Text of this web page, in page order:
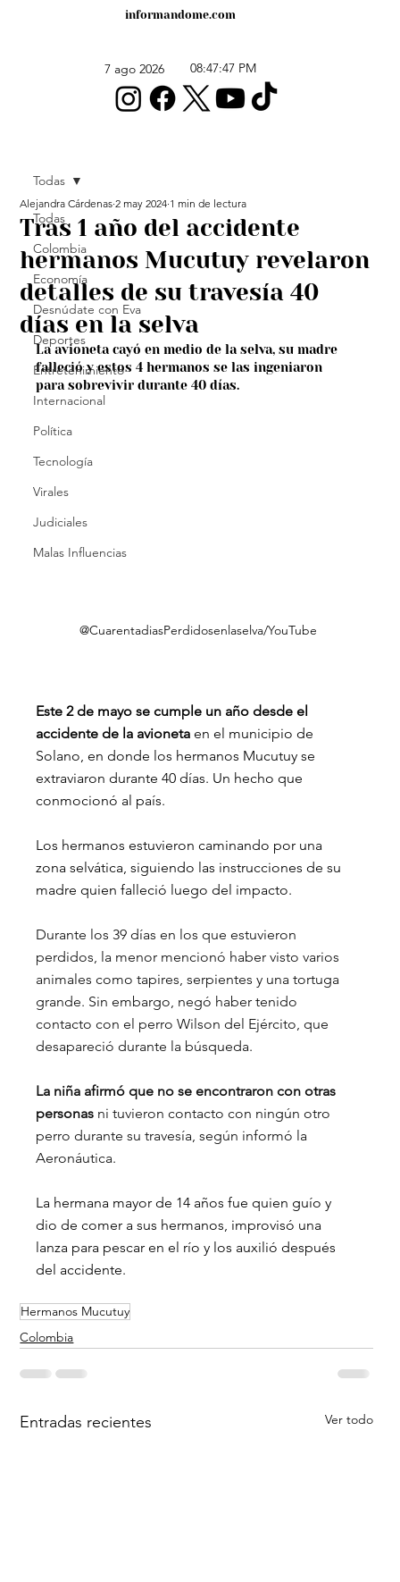
7 ago 2026 08:47:47 PM
informandome.com
Todas
Colombia
Economía
Desnúdate con Eva
Deportes
Entretenimiento
Internacional
Política
Tecnología
Virales
Judiciales
Malas Influencias
Todas
Tras 1 año del accidente
hermanos Mucutuy revelaron
detalles de su travesía 40
días en la selva
Alejandra Cárdenas 2 may 2024 1 min de lectura
La avioneta cayó en medio de la selva, su madre
falleció y estos 4 hermanos se las ingeniaron
para sobrevivir durante 40 días.
@CuarentadiasPerdidosenlaselva/YouTube
Este 2 de mayo se cumple un año desde el
accidente de la avioneta en el municipio de
Solano, en donde los hermanos Mucutuy se
extraviaron durante 40 días. Un hecho que
conmocionó al país.
Los hermanos estuvieron caminando por una
zona selvática, siguiendo las instrucciones de su
madre quien falleció luego del impacto.
Durante los 39 días en los que estuvieron
perdidos, la menor mencionó haber visto varios
animales como tapires, serpientes y una tortuga
grande. Sin embargo, negó haber tenido
contacto con el perro Wilson del Ejército, que
desapareció durante la búsqueda.
La niña afirmó que no se encontraron con otras
personas ni tuvieron contacto con ningún otro
perro durante su travesía, según informó la
Aeronáutica.
La hermana mayor de 14 años fue quien guío y
dio de comer a sus hermanos, improvisó una
lanza para pescar en el río y los auxilió después
del accidente.
Hermanos Mucutuy
Colombia
Entradas recientes Ver todo